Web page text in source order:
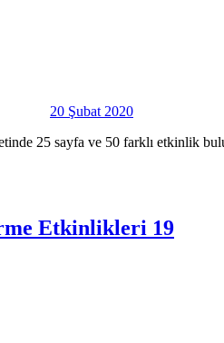
20 Şubat 2020
25 sayfa ve 50 farklı etkinlik
Etkinlikleri 19